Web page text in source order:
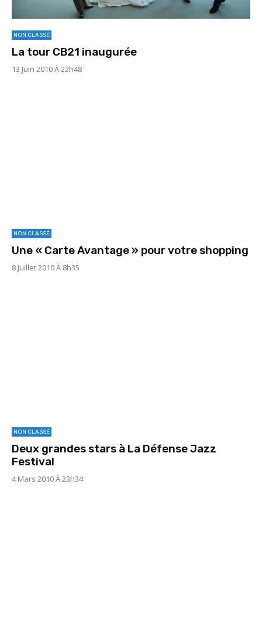
NON CLASSÉ
La tour CB21 inaugurée
13 Juin 2010 À 22h48
NON CLASSÉ
Une « Carte Avantage » pour votre shopping
8 Juillet 2010 À 8h35
NON CLASSÉ
Deux grandes stars à La Défense Jazz
Festival
4 Mars 2010 À 23h34